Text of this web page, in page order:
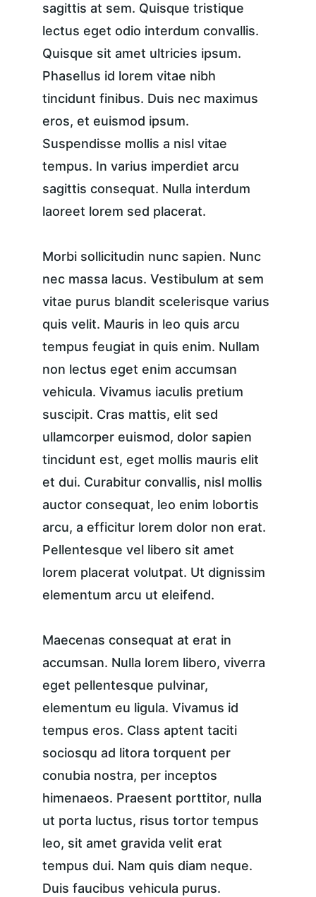
sagittis at sem. Quisque tristique
lectus eget odio interdum convallis.
Quisque sit amet ultricies ipsum.
Phasellus id lorem vitae nibh
tincidunt finibus. Duis nec maximus
eros, et euismod ipsum.
Suspendisse mollis a nisl vitae
tempus. In varius imperdiet arcu
sagittis consequat. Nulla interdum
laoreet lorem sed placerat.
Morbi sollicitudin nunc sapien. Nunc
nec massa lacus. Vestibulum at sem
vitae purus blandit scelerisque varius
quis velit. Mauris in leo quis arcu
tempus feugiat in quis enim. Nullam
non lectus eget enim accumsan
vehicula. Vivamus iaculis pretium
suscipit. Cras mattis, elit sed
ullamcorper euismod, dolor sapien
tincidunt est, eget mollis mauris elit
et dui. Curabitur convallis, nisl mollis
auctor consequat, leo enim lobortis
arcu, a efficitur lorem dolor non erat.
Pellentesque vel libero sit amet
lorem placerat volutpat. Ut dignissim
elementum arcu ut eleifend.
Maecenas consequat at erat in
accumsan. Nulla lorem libero, viverra
eget pellentesque pulvinar,
elementum eu ligula. Vivamus id
tempus eros. Class aptent taciti
sociosqu ad litora torquent per
conubia nostra, per inceptos
himenaeos. Praesent porttitor, nulla
ut porta luctus, risus tortor tempus
leo, sit amet gravida velit erat
tempus dui. Nam quis diam neque.
Duis faucibus vehicula purus.